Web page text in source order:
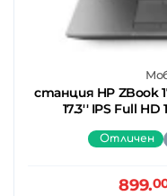
станция HP ZBook
17.3'' IPS Full
Отличен
899.